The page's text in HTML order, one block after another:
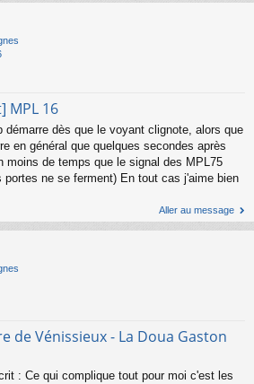
MPL 16
démarre dès que le voyant clignote, alors que
en général que quelques secondes après
moins de temps que le signal des MPL75
portes ne se ferment) En tout cas j'aime bien
Aller au message
de Vénissieux - La Doua Gaston
: Ce qui complique tout pour moi c'est les